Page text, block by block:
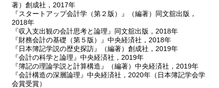
著）創成社，2017年
『スタートアップ会計学（第２版）』（編著）同文舘出版，
2018年
『収入支出観の会計思考と論理』同文舘出版，2018年
『財務会計の基礎（第５版）』中央経済社，2018年
『日本簿記学説の歴史探訪』（編著）創成社，2019年
『会計の科学と論理』中央経済社，2019年
『簿記の理論学説と計算構造』（編著）中央経済社，2019年
『会計構造の深層論理』中央経済社，2020年（日本簿記学会学
会賞受賞）